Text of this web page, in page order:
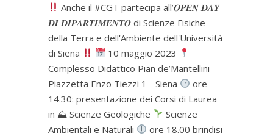
Anche il #CGT partecipa all’𝑶𝑷𝑬𝑵 𝑫𝑨𝒀
𝑫𝑰 𝑫𝑰𝑷𝑨𝑹𝑻𝑰𝑴𝑬𝑵𝑻𝑶 di Scienze Fisiche
della Terra e dell'Ambiente dell'Università
di Siena
10 maggio 2023
Complesso Didattico Pian de’Mantellini -
Piazzetta Enzo Tiezzi 1 - Siena
ore
14.30: presentazione dei Corsi di Laurea
in ⛰ Scienze Geologiche
Scienze
Ambientali e Naturali
ore 18.00 brindisi